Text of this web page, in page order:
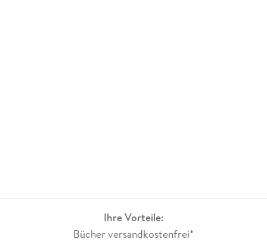
Ihre Vorteile:
Bücher versandkostenfrei*